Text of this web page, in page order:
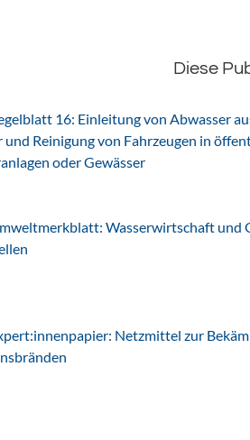
Diese
16: Einleitung von Abwasser
und Reinigung von Fahrzeugen in
oder Gewässer
Wasserwirtschaft und
Netzmittel zur